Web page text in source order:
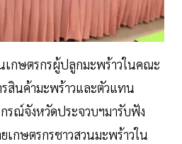
กษตรกรผู้ปลูกมะพร้าวในคณะ
สินค้ามะพร้าวและตัวแทน
รณ์จังหวัดประจวบฯมารับฟัง
เกษตรกรชาวสวนมะพร้าวใน